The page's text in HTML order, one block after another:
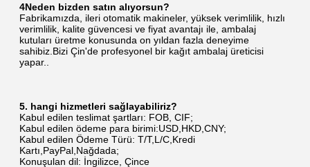
4Neden bizden satın alıyorsun?
Fabrikamızda, ileri otomatik makineler, yüksek verimlilik, hızlı
verimlilik, kalite güvencesi ve fiyat avantajı ile, ambalaj
kutuları üretme konusunda on yıldan fazla deneyime
sahibiz.Bizi Çin'de profesyonel bir kağıt ambalaj üreticisi
yapar..
5. hangi hizmetleri sağlayabiliriz?
Kabul edilen teslimat şartları: FOB, CIF;
Kabul edilen ödeme para birimi:USD,HKD,CNY;
Kabul edilen Ödeme Türü: T/T,L/C,Kredi
Kartı,PayPal,Nağdada;
Konuşulan dil: İngilizce, Çince